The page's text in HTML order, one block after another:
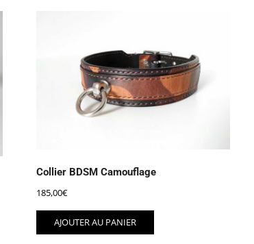
Collier BDSM Camouflage
185,00€
AJOUTER AU PANIER